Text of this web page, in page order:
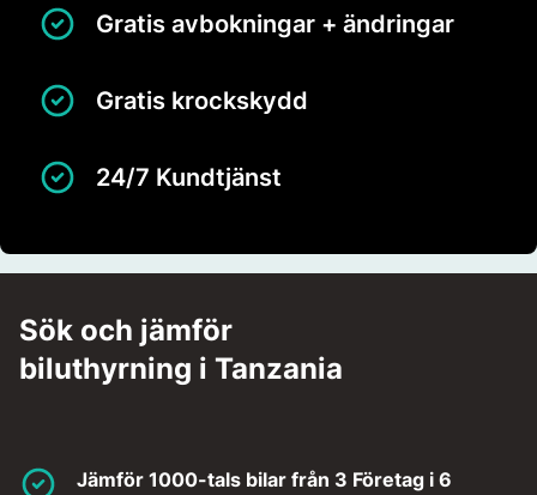
Gratis avbokningar + ändringar
Gratis krockskydd
24/7 Kundtjänst
Sök och jämför
biluthyrning i Tanzania
Jämför 1000-tals bilar från 3 Företag i 6